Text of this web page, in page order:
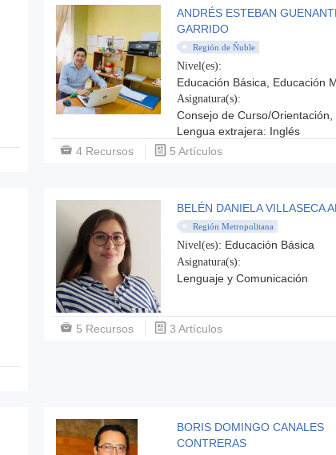
ANDRÉS ESTEBAN
GARRIDO
Región de Ñuble
Nivel(es):
Educación Básica, Educación
Asignatura(s):
Consejo de Curso/Orientación,
Lengua extrajera: Inglés
4 Recursos
5 Artículos
BELÉN DANIELA VILLASECA
Región Metropolitana
Nivel(es): Educación Básica
Asignatura(s):
Lenguaje y Comunicación
5 Recursos 3 Artículos
BORIS DOMINGO CANALES
CONTRERAS